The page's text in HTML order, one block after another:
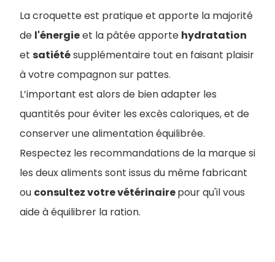
La croquette est pratique et apporte la majorité
de l'énergieet la pâtée apporte hydratation
et satiétésupplémentaire tout en faisant plaisir
à votre compagnon sur pattes.
L’important est alors de bien adapter les
quantités pour éviter les excès caloriques, et de
conserver une alimentation équilibrée.
Respectez les recommandations de la marque si
les deux aliments sont issus du même fabricant
ou consultez votre vétérinairepour qu'il vous
aide à équilibrer la ration.